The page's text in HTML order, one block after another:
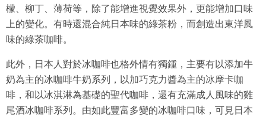
檬、柳丁、薄荷等，除了能增進視覺效果外，更能增加口味
上的變化。有時還混合純日本味的綠茶粉，而創造出東洋風
味的綠茶咖啡。
此外，日本人對於冰咖啡也格外情有獨鍾，主要有以添加牛
奶為主的冰咖啡牛奶系列，以加巧克力醬為主的冰摩卡咖
啡，和以冰淇淋為基礎的聖代咖啡，還有充滿成人風味的雞
尾酒冰咖啡系列。由如此豐富多變的冰咖啡口味，可見日本